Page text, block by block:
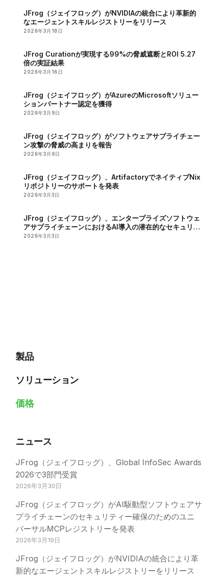
JFrog（ジェイフロッグ）がNVIDIAの統合により革新的
なエージェントスキルレジストリーをリリース
2026年3月18日
JFrog Curationが実現する99%の脅威遮断とROI 5.27
倍の実証結果
2026年3月16日
JFrog（ジェイフロッグ）がAzureのMicrosoftソリュー
ションパートナー認定を獲得
2026年3月9日
JFrog（ジェイフロッグ）がソフトウェアサプライチェー
ン攻撃の脅威の高まりを報告
2026年3月9日
JFrog（ジェイフロッグ）、ArtifactoryでネイティブNix
リポジトリーのサポートを発表
2026年3月3日
JFrog（ジェイフロッグ）、エンタープライズソフトウェ
アサプライチェーンにおけるAI導入の潜在的なセキュリテ
ィーリスクを報告
2026年3月3日
製品
ソリューション
価格
ニュース
JFrog（ジェイフロッグ）、Global InfoSec Awards
2026で3部門受賞
2026年3月30日
JFrog（ジェイフロッグ）がAI駆動型ソフトウェアサ
プライチェーンのセキュリティー確保のためのユニ
バーサルMCPレジストリーを発表
2026年3月19日
JFrog（ジェイフロッグ）がNVIDIAの統合により革
新的なエージェントスキルレジストリーをリリース